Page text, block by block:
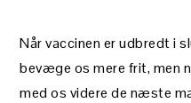
Når vaccinen er udbredt i
bevæge os mere frit, men
med os videre de næste